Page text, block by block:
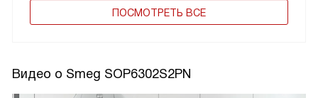
ПОCМОТРЕТЬ ВСЕ
Видео о Smeg SOP6302S2PN